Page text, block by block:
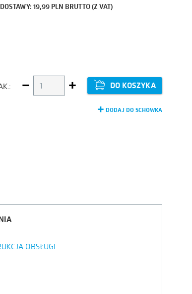
19,99 PLN BRUTTO (Z VAT)
DO KOSZYKA
DODAJ DO SCHOWKA
OBSŁUGI